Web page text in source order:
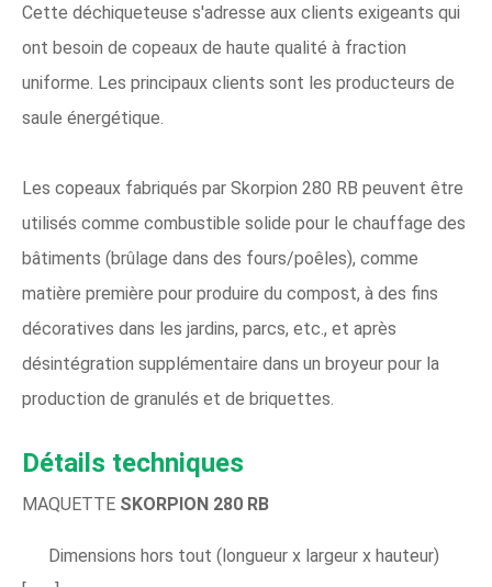
Cette déchiqueteuse s'adresse aux clients exigeants qui
ont besoin de copeaux de haute qualité à fraction
uniforme. Les principaux clients sont les producteurs de
saule énergétique.
Les copeaux fabriqués par Skorpion 280 RB peuvent être
utilisés comme combustible solide pour le chauffage des
bâtiments (brûlage dans des fours/poêles), comme
matière première pour produire du compost, à des fins
décoratives dans les jardins, parcs, etc., et après
désintégration supplémentaire dans un broyeur pour la
production de granulés et de briquettes.
Détails techniques
MAQUETTE SKORPION 280 RB
Dimensions hors tout (longueur x largeur x hauteur)